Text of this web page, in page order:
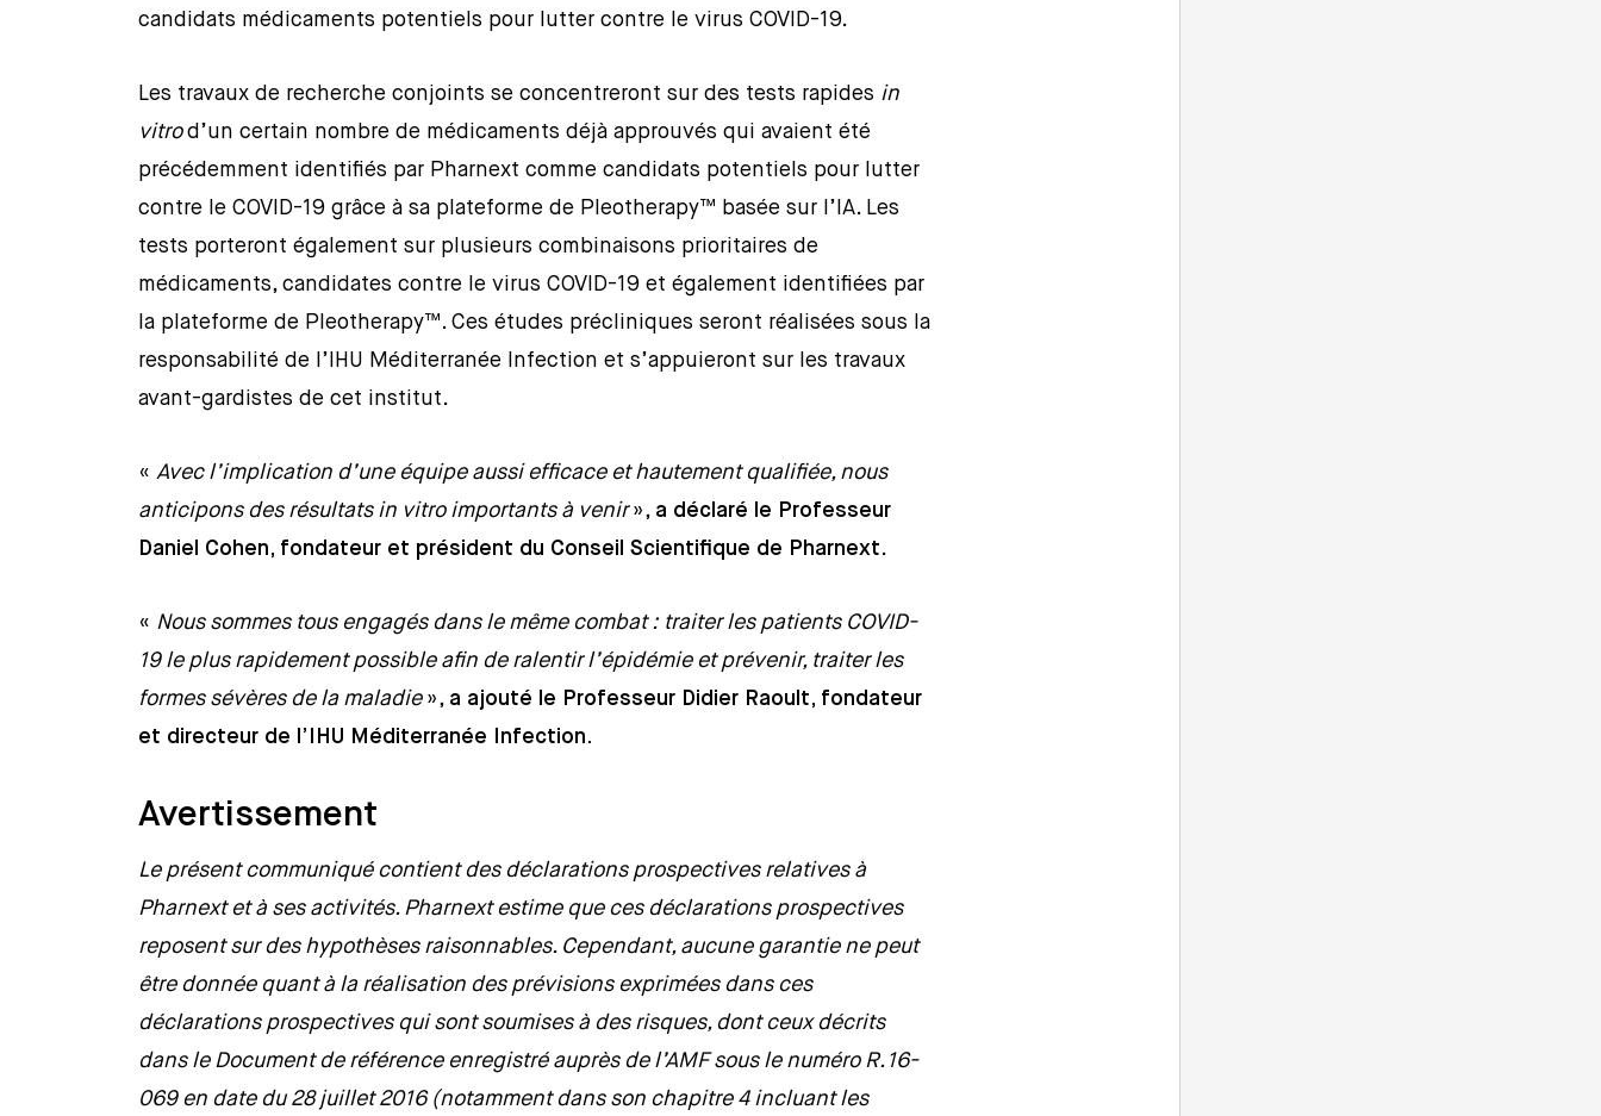
candidats médicaments potentiels pour lutter contre le virus COVID-19.
Les travaux de recherche conjoints se concentreront sur des tests rapides in
vitrod’un certain nombre de médicaments déjà approuvés qui avaient été
précédemment identifiés par Pharnext comme candidats potentiels pour lutter
contre le COVID-19 grâce à sa plateforme de Pleotherapy™ basée sur l’IA. Les
tests porteront également sur plusieurs combinaisons prioritaires de
médicaments, candidates contre le virus COVID-19 et également identifiées par
la plateforme de Pleotherapy™. Ces études précliniques seront réalisées sous la
responsabilité de l’IHU Méditerranée Infection et s’appuieront sur les travaux
avant-gardistes de cet institut.
«Avec l’implication d’une équipe aussi efficace et hautement qualifiée, nous
anticipons des résultats in vitro importants à venir», a déclaré le Professeur
Daniel Cohen, fondateur et président du Conseil Scientifique de Pharnext.
« Nous sommes tous engagés dans le même combat : traiter les patients COVID-
19 le plus rapidement possible afin de ralentir l’épidémie et prévenir, traiter les
formes sévères de la maladie », a ajouté le Professeur Didier Raoult, fondateur
et directeur de l’IHU Méditerranée Infection.
Avertissement
Le présent communiqué contient des déclarations prospectives relatives à
Pharnext et à ses activités. Pharnext estime que ces déclarations prospectives
reposent sur des hypothèses raisonnables. Cependant, aucune garantie ne peut
être donnée quant à la réalisation des prévisions exprimées dans ces
déclarations prospectives qui sont soumises à des risques, dont ceux décrits
dans le Document de référence enregistré auprès de l’AMF sous le numéro R.16-
069 en date du 28 juillet 2016 (notamment dans son chapitre 4 incluant les